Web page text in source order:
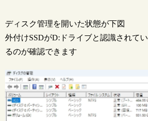
ディスク管理を開いた状態が下図
外付けSSDがD:ドライブと認識されてい
るのが確認できます